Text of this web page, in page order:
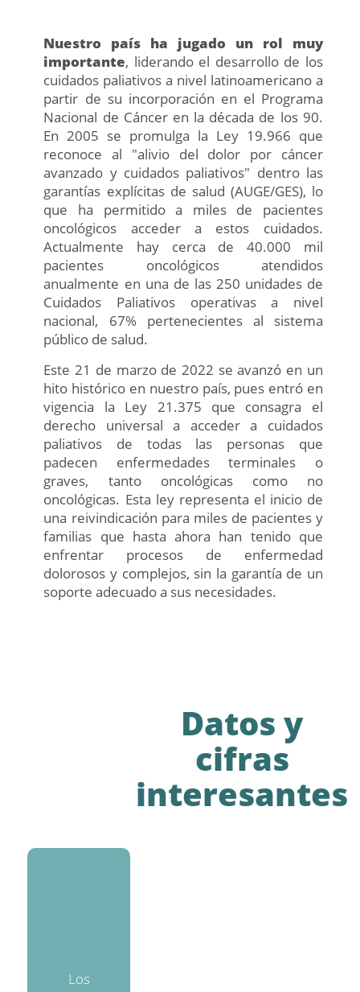
Nuestro país ha jugado un rol muy
importante, liderando el desarrollo de los
cuidados paliativos a nivel latinoamericano a
partir de su incorporación en el Programa
Nacional de Cáncer en la década de los 90.
En 2005 se promulga la Ley 19.966 que
reconoce al "alivio del dolor por cáncer
avanzado y cuidados paliativos" dentro las
garantías explícitas de salud (AUGE/GES), lo
que ha permitido a miles de pacientes
oncológicos acceder a estos cuidados.
Actualmente hay cerca de 40.000 mil
pacientes oncológicos atendidos
anualmente en una de las 250 unidades de
Cuidados Paliativos operativas a nivel
nacional, 67% pertenecientes al sistema
público de salud.
Este 21 de marzo de 2022 se avanzó en un
hito histórico en nuestro país, pues entró en
vigencia la Ley 21.375 que consagra el
derecho universal a acceder a cuidados
paliativos de todas las personas que
padecen enfermedades terminales o
graves, tanto oncológicas como no
oncológicas. Esta ley representa el inicio de
una reivindicación para miles de pacientes y
familias que hasta ahora han tenido que
enfrentar procesos de enfermedad
dolorosos y complejos, sin la garantía de un
soporte adecuado a sus necesidades.
Datos y
cifras
interesantes
Los